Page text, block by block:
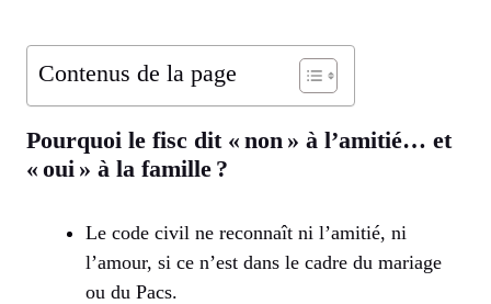
Contenus de la page
Pourquoi le fisc dit « non » à l’amitié… et
« oui » à la famille ?
Le code civil ne reconnaît ni l’amitié, ni
l’amour, si ce n’est dans le cadre du mariage
ou du Pacs.